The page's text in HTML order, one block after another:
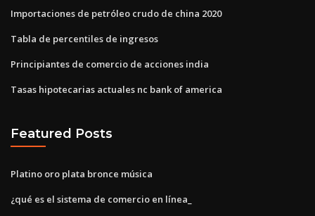
Importaciones de petróleo crudo de china 2020
Tabla de percentiles de ingresos
Principiantes de comercio de acciones india
Tasas hipotecarias actuales nc bank of america
Featured Posts
Platino oro plata bronce música
¿qué es el sistema de comercio en línea_